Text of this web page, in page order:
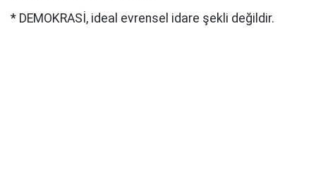
* DEMOKRASİ, ideal evrensel idare şekli değildir.